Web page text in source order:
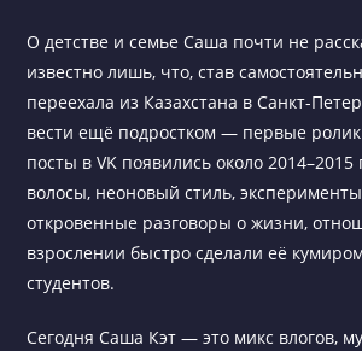
О детстве и семье Саша почти не
известно лишь, что, став
переехала из Казахстана в Санкт-
вести ещё подростком — первые
посты в VK появились около 2014–2015
волосы, неоновый стиль,
откровенные разговоры о жизни,
взрослении быстро сделали её
студентов.
Сегодня Саша Кэт — это микс влогов,